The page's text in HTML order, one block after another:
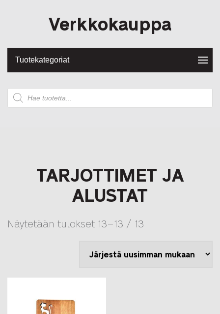
Verkkokauppa
Tuotekategoriat
Products
search
TARJOTTIMET JA
ALUSTAT
Näytetään tulokset 13–13 / 13
latest